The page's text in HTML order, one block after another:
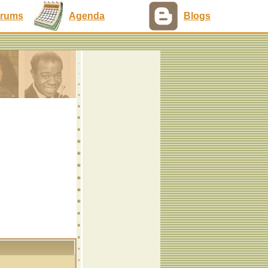
Agenda Blogs